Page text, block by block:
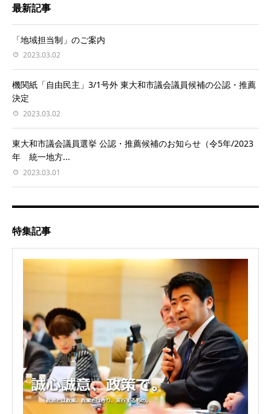
最新記事
「地域担当制」のご案内
2023.03.02
機関紙「自由民主」3/1号外 東大和市議会議員候補の公認・推薦
決定
2023.03.02
東大和市議会議員選挙 公認・推薦候補のお知らせ（令5年/2023
年 統一地方...
2023.03.01
特集記事